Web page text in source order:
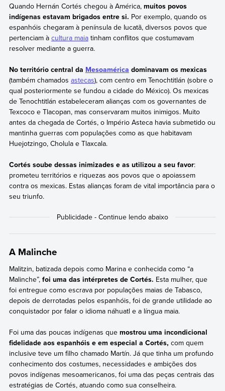
Quando Hernán Cortés chegou à América, muitos povos
indígenas estavam brigados entre si. Por exemplo, quando os
espanhóis chegaram à península de Iucatã, diversos povos que
pertenciam à cultura maiatinham conflitos que costumavam
resolver mediante a guerra.
No território central da Mesoamérica dominavam os mexicas
(também chamados astecas), com centro em Tenochtitlán (sobre o
qual posteriormente se fundou a cidade do México). Os mexicas
de Tenochtitlán estabeleceram alianças com os governantes de
Texcoco e Tlacopan, mas conservaram muitos inimigos. Muito
antes da chegada de Cortés, o Império Asteca havia submetido ou
mantinha guerras com populações como as que habitavam
Huejotzingo, Cholula e Tlaxcala.
Cortés soube dessas inimizades e as utilizou a seu favor:
prometeu territórios e riquezas aos povos que o apoiassem
contra os mexicas. Estas alianças foram de vital importância para o
seu triunfo.
A Malinche
Malitzin, batizada depois como Marina e conhecida como “a
Malinche”, foi uma das intérpretes de Cortés. Esta mulher, que
foi entregue como escrava por populações maias de Tabasco,
depois de derrotadas pelos espanhóis, foi de grande utilidade ao
conquistador por falar o idioma náhuatl e a língua maia.
Foi uma das poucas indígenas quemostrou uma incondicional
fidelidade aos espanhóis e em especial a Cortés, com quem
inclusive teve um filho chamado Martín. Já que tinha um profundo
conhecimento dos costumes, necessidades e ambições dos
povos indígenas mesoamericanos, foi uma das peças centrais das
estratégias de Cortés, atuando como sua conselheira.